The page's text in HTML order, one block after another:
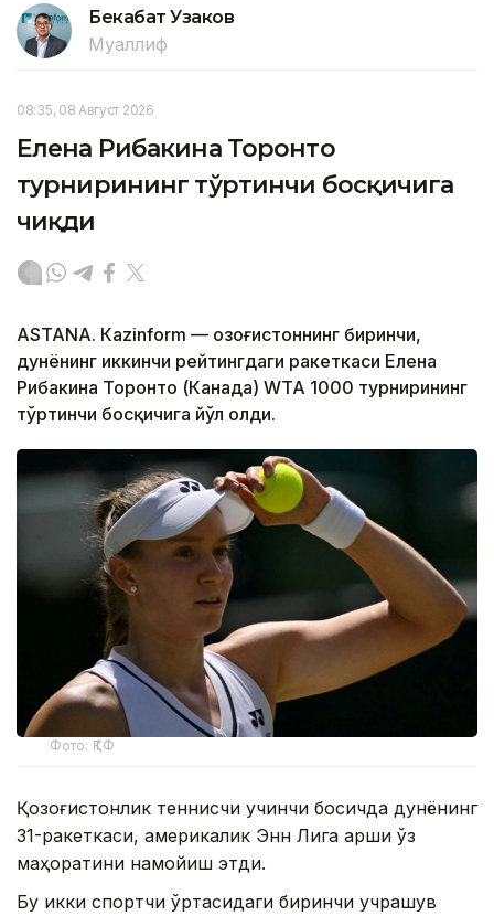
Бекабат Узаков
Муаллиф
08:35, 08 Август 2026
Елена Рибакина Торонто
турнирининг тўртинчи босқичига
чиқди
ASTANА. Кazinform — Қозоғистоннинг биринчи,
дунёнинг иккинчи рейтингдаги ракеткаси Елена
Рибакина Торонто (Канада) WТА 1000 турнирининг
тўртинчи босқичига йўл олди.
Фото: ҚТФ
Қозоғистонлик теннисчи учинчи босқичда дунёнинг
31-ракеткаси, америкалик Энн Лига қарши ўз
маҳоратини намойиш этди.
Бу икки спортчи ўртасидаги биринчи учрашув